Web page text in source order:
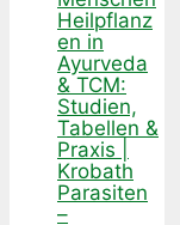
Heilpflanz
en in
Ayurveda
& TCM:
Studien,
Tabellen &
Praxis |
Krobath
Parasiten
–